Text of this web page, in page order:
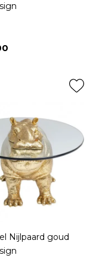
Nijlpaard goud